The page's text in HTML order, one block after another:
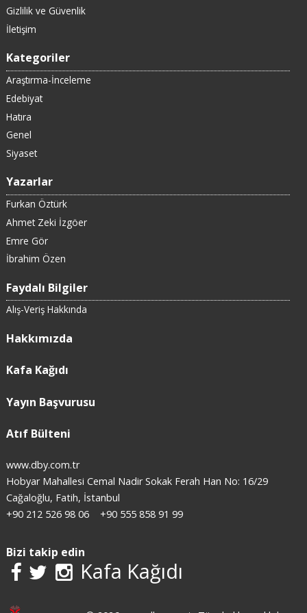
Gizlilik ve Güvenlik
İletişim
Kategoriler
Araştırma-İnceleme
Edebiyat
Hatıra
Genel
Siyaset
Yazarlar
Furkan Öztürk
Ahmet Zeki İzgöer
Emre Gör
İbrahim Özen
Faydalı Bilgiler
Alış-Veriş Hakkında
Hakkımızda
Kafa Kağıdı
Yayın Başvurusu
Atıf Bülteni
www.dby.com.tr
Hobyar Mahallesi Cemal Nadir Sokak Ferah Han No: 16/29
Cağaloğlu, Fatih, İstanbul
+90 212 526 98 06
+90 555 858 91 99
Bizi takip edin
Kafa Kağıdı